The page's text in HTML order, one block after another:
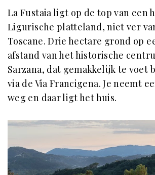
La Fustaia ligt op de top van een
Ligurische platteland, niet ver
Toscane. Drie hectare grond op
afstand van het historische
Sarzana, dat gemakkelijk te voet
via de Via Francigena. Je neemt
weg en daar ligt het huis.